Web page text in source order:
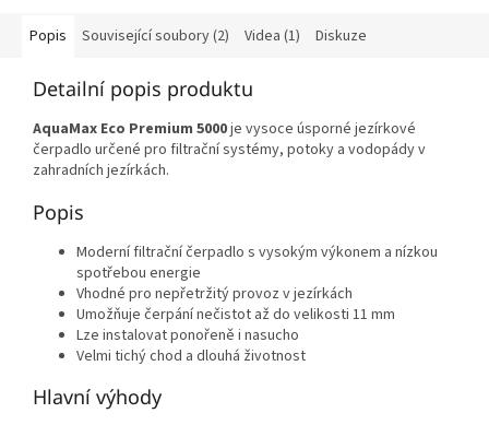
Popis Související soubory (2) Videa (1) Diskuze
Detailní popis produktu
AquaMax Eco Premium 5000je vysoce úsporné jezírkové
čerpadlo určené pro filtrační systémy, potoky a vodopády v
zahradních jezírkách.
Popis
Moderní filtrační čerpadlo s vysokým výkonem a nízkou
spotřebou energie
Vhodné pro nepřetržitý provoz v jezírkách
Umožňuje čerpání nečistot až do velikosti 11 mm
Lze instalovat ponořeně i nasucho
Velmi tichý chod a dlouhá životnost
Hlavní výhody